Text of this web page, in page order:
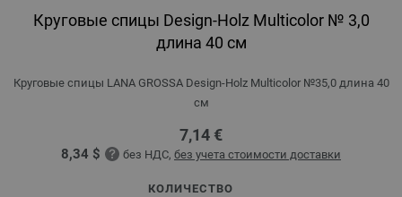
Круговые спицы Design-Holz Multicolor № 3,0
длина 40 см
Круговые спицы LANA GROSSA Design-Holz Multicolor №35,0 длина 40
см
7,14 €
8,34 $ без НДС, без учета стоимости доставки
КОЛИЧЕСТВО